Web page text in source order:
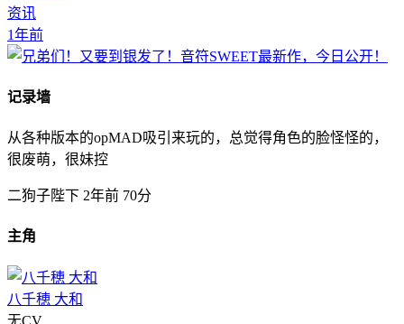
资讯
1年前
记录墙
从各种版本的opMAD吸引来玩的，总觉得角色的脸怪怪的，
很废萌，很妹控
二狗子陛下 2年前 70分
主角
八千穂 大和
无CV